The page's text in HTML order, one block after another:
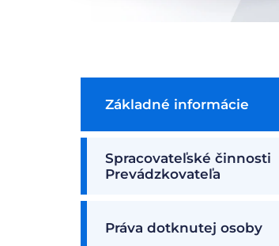
Základné informácie
Spracovateľské činnosti
Prevádzkovateľa
Práva dotknutej osoby